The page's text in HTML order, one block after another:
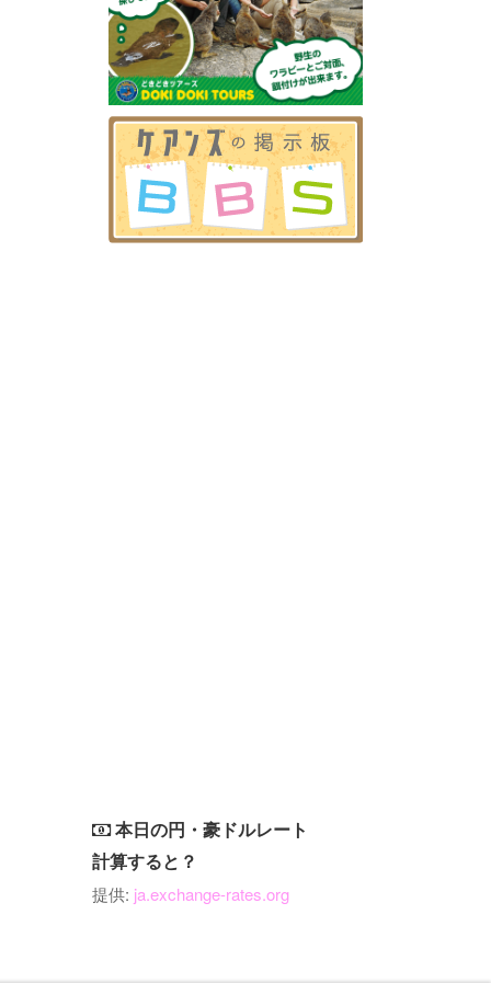
本日の円・豪ドルレート
計算すると？
提供: ja.exchange-rates.org